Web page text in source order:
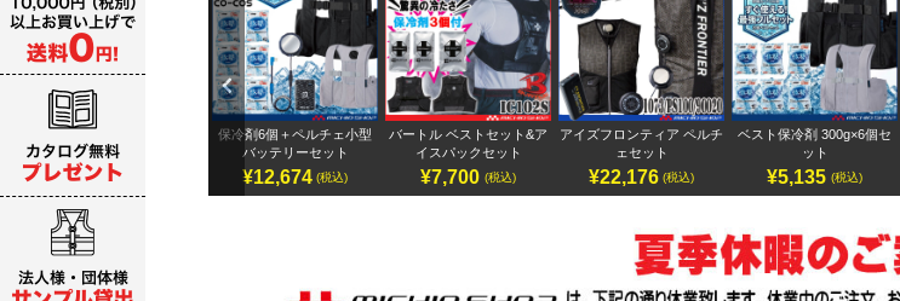
Previ
ous
アイズフロンティア 32Vバ
ッテリーセット
¥19,987～
保冷剤6個＋ペルチェ小型
バッテリーセット
¥12,674 (税込)
バートル ベストセット&ア
イスパックセット
¥7,700 (税込)
アイズフロンティア ペルチ
ェセット
¥22,176 (税込)
ベスト保冷剤 300g×6個セ
ット
¥5,135 (税込)